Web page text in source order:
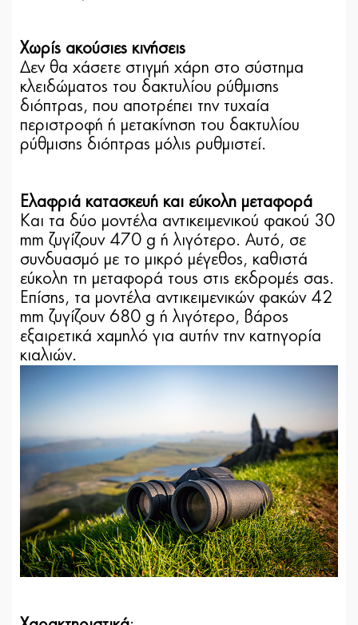
Χωρίς ακούσιες κινήσεις
Δεν θα χάσετε στιγμή χάρη στο σύστημα
κλειδώματος του δακτυλίου ρύθμισης
διόπτρας, που αποτρέπει την τυχαία
περιστροφή ή μετακίνηση του δακτυλίου
ρύθμισης διόπτρας μόλις ρυθμιστεί.
Ελαφριά κατασκευή και εύκολη μεταφορά
Και τα δύο μοντέλα αντικειμενικού φακού 30
mm ζυγίζουν 470 g ή λιγότερο. Αυτό, σε
συνδυασμό με το μικρό μέγεθος, καθιστά
εύκολη τη μεταφορά τους στις εκδρομές σας.
Επίσης, τα μοντέλα αντικειμενικών φακών 42
mm ζυγίζουν 680 g ή λιγότερο, βάρος
εξαιρετικά χαμηλό για αυτήν την κατηγορία
κιαλιών.